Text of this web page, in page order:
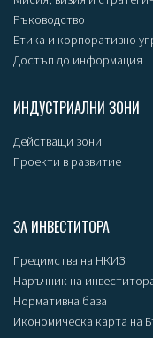
Ръководство
Етика и корпоративно
Достъп до информация
ИНДУСТРИАЛНИ ЗОНИ
Действащи зони
Проекти в развитие
ЗА ИНВЕСТИТОРА
Предимства на НКИЗ
Наръчник на
Нормативна база
Икономическа карта на